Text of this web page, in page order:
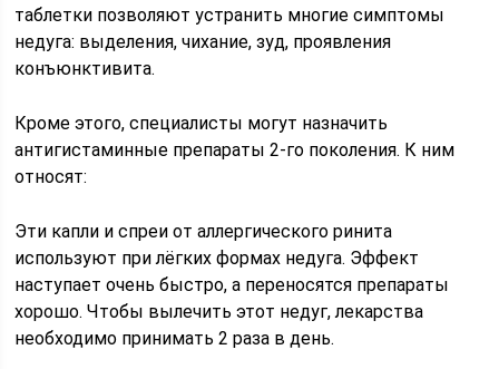
таблетки позволяют устранить многие симптомы
недуга: выделения, чихание, зуд, проявления
конъюнктивита.
Кроме этого, специалисты могут назначить
антигистаминные препараты 2-го поколения. К ним
относят:
Эти капли и спреи от аллергического ринита
используют при лёгких формах недуга. Эффект
наступает очень быстро, а переносятся препараты
хорошо. Чтобы вылечить этот недуг, лекарства
необходимо принимать 2 раза в день.